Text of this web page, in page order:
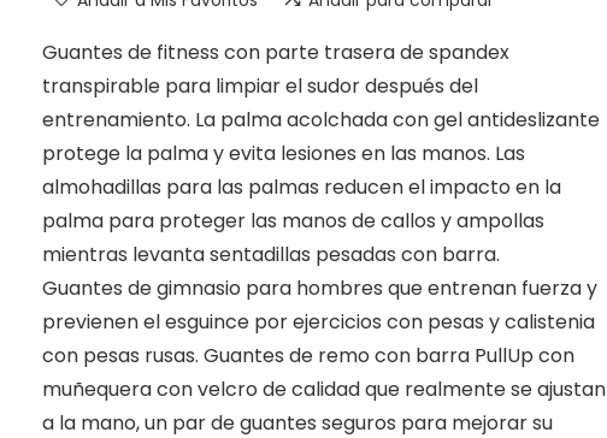
Guantes de fitness con parte trasera de spandex
transpirable para limpiar el sudor después del
entrenamiento. La palma acolchada con gel antideslizante
protege la palma y evita lesiones en las manos. Las
almohadillas para las palmas reducen el impacto en la
palma para proteger las manos de callos y ampollas
mientras levanta sentadillas pesadas con barra.
Guantes de gimnasio para hombres que entrenan fuerza y
previenen el esguince por ejercicios con pesas y calistenia
con pesas rusas. Guantes de remo con barra PullUp con
muñequera con velcro de calidad que realmente se ajustan
a la mano, un par de guantes seguros para mejorar su